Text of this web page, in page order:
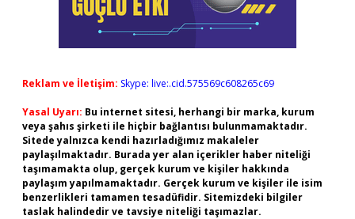
Reklam ve İletişim: Skype: live:.cid.575569c608265c69
Yasal Uyarı: Bu internet sitesi, herhangi bir marka, kurum
veya şahıs şirketi ile hiçbir bağlantısı bulunmamaktadır.
Sitede yalnızca kendi hazırladığımız makaleler
paylaşılmaktadır. Burada yer alan içerikler haber niteliği
taşımamakta olup, gerçek kurum ve kişiler hakkında
paylaşım yapılmamaktadır. Gerçek kurum ve kişiler ile isim
benzerlikleri tamamen tesadüfidir. Sitemizdeki bilgiler
taslak halindedir ve tavsiye niteliği taşımazlar.